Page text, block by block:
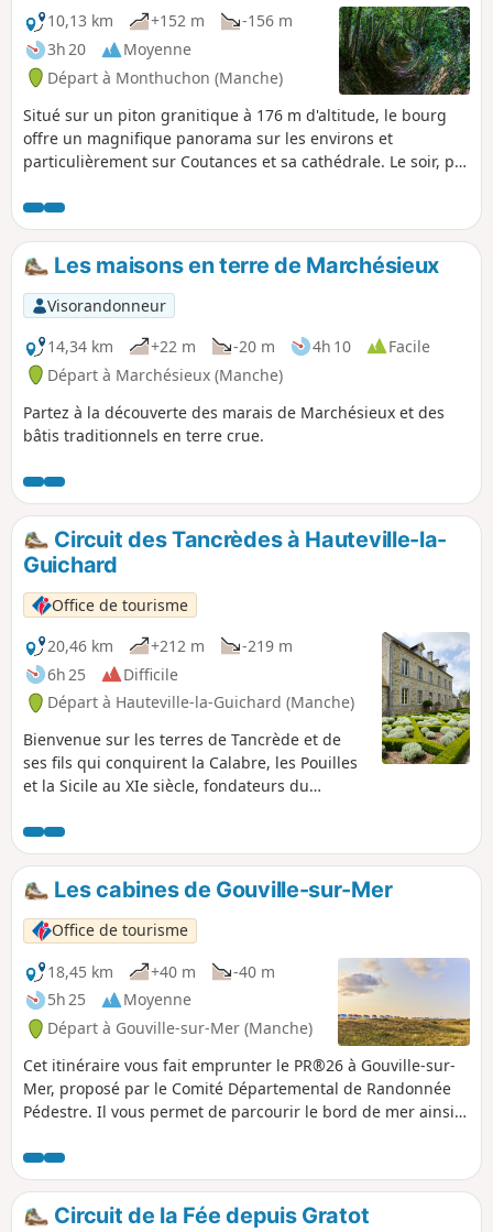
10,13 km
+152 m
-156 m
3h 20
Moyenne
Départ à Monthuchon (Manche)
Situé sur un piton granitique à 176 m d'altitude, le bourg
offre un magnifique panorama sur les environs et
particulièrement sur Coutances et sa cathédrale. Le soir, par
Les maisons en terre de Marchésieux
Visorandonneur
14,34 km
+22 m -20 m 4h 10
Facile
Départ à Marchésieux (Manche)
Partez à la découverte des marais de Marchésieux et des
bâtis traditionnels en terre crue.
Circuit des Tancrèdes à Hauteville-la-
Guichard
Office de tourisme
20,46 km
+212 m
-219 m
6h 25
Difficile
Départ à Hauteville-la-Guichard (Manche)
Bienvenue sur les terres de Tancrède et de
ses fils qui conquirent la Calabre, les Pouilles
et la Sicile au XIe siècle, fondateurs du
Siciles.
Les cabines de Gouville-sur-Mer
Office de tourisme
18,45 km
+40 m
-40 m
5h 25
Moyenne
Départ à Gouville-sur-Mer (Manche)
Cet itinéraire vous fait emprunter le PR®26 à Gouville-sur-
Mer, proposé par le Comité Départemental de Randonnée
Pédestre. Il vous permet de parcourir le bord de mer ainsi
Circuit de la Fée depuis Gratot